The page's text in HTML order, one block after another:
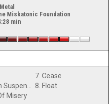
Miskatonic Foundation
min
Misery
7. Cease
8. Float